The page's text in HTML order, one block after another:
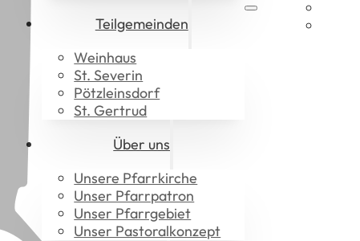
Teilgemeinden
Weinhaus
St. Severin
Pötzleinsdorf
St. Gertrud
Über uns
Unsere Pfarrkirche
Unser Pfarrpatron
Unser Pfarrgebiet
Unser Pastoralkonzept